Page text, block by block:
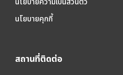
นโยบายคุกกี้
สถานที่ติดต่อ